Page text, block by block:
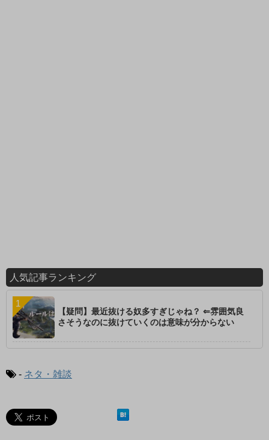
人気記事ランキング
【疑問】最近抜ける奴多すぎじゃね？ ⇐雰囲気良
さそうなのに抜けていくのは意味が分からない
- ネタ・雑談